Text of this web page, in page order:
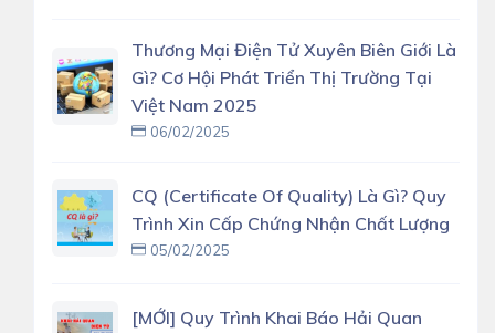
Thương Mại Điện Tử Xuyên Biên Giới Là
Gì? Cơ Hội Phát Triển Thị Trường Tại
Việt Nam 2025
06/02/2025
CQ (Certificate Of Quality) Là Gì? Quy
Trình Xin Cấp Chứng Nhận Chất Lượng
05/02/2025
[MỚI] Quy Trình Khai Báo Hải Quan